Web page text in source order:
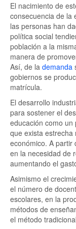
El nacimiento de
consecuencia de la
las personas han
política social
población a la
manera de
Así, de la demanda
gobiernos se
matrícula.
El desarrollo
para sostener el
educación como
que exista estrecha
económico. A partir
en la necesidad de
aumentando el
Asimismo el
el número de
escolares, en la
métodos de
el método